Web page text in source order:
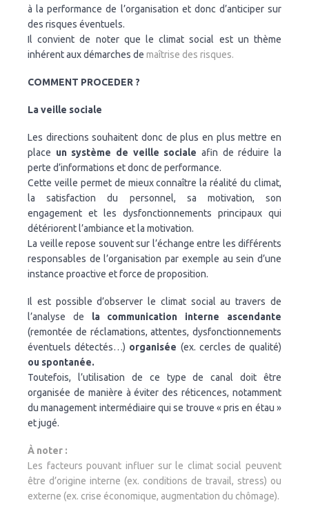
à la performance de l’organisation et donc d’anticiper sur
des risques éventuels.
Il convient de noter que le climat social est un thème
inhérent aux démarches de maîtrise des risques.
COMMENT PROCEDER ?
La veille sociale
Les directions souhaitent donc de plus en plus mettre en
place un système de veille sociale afin de réduire la
perte d’informations et donc de performance.
Cette veille permet de mieux connaître la réalité du climat,
la satisfaction du personnel, sa motivation, son
engagement et les dysfonctionnements principaux qui
détériorent l’ambiance et la motivation.
La veille repose souvent sur l’échange entre les différents
responsables de l’organisation par exemple au sein d’une
instance proactive et force de proposition.
Il est possible d’observer le climat social au travers de
l’analyse de la communication interne ascendante
(remontée de réclamations, attentes, dysfonctionnements
éventuels détectés…) organisée (ex. cercles de qualité)
ou spontanée.
Toutefois, l’utilisation de ce type de canal doit être
organisée de manière à éviter des réticences, notamment
du management intermédiaire qui se trouve « pris en étau »
et jugé.
À noter :
Les facteurs pouvant influer sur le climat social peuvent
être d’origine interne (ex. conditions de travail, stress) ou
externe (ex. crise économique, augmentation du chômage).